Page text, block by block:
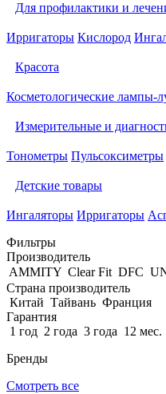
Для профилактики и
Ирригаторы Кислород
Красота
Косметологические лампы-
Измерительные и
Тонометры Пульсоксиметры
Детские товары
Ингаляторы Ирригаторы
Фильтры
Производитель
AMMITY Clear Fit DFC
Страна производитель
Китай Тайвань Франция
Гарантия
1 год 2 года 3 года 12 мес.
Бренды
Смотреть все